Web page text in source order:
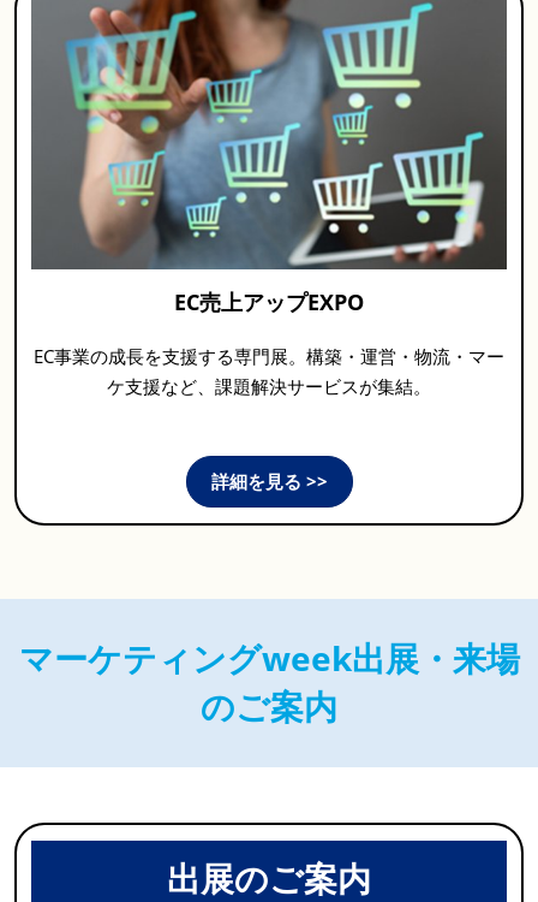
EC売上アップEXPO
EC事業の成長を支援する専門展。構築・運営・物流・マー
ケ支援など、課題解決サービスが集結。
詳細を見る >>
マーケティングweek出展・来場
のご案内
出展のご案内